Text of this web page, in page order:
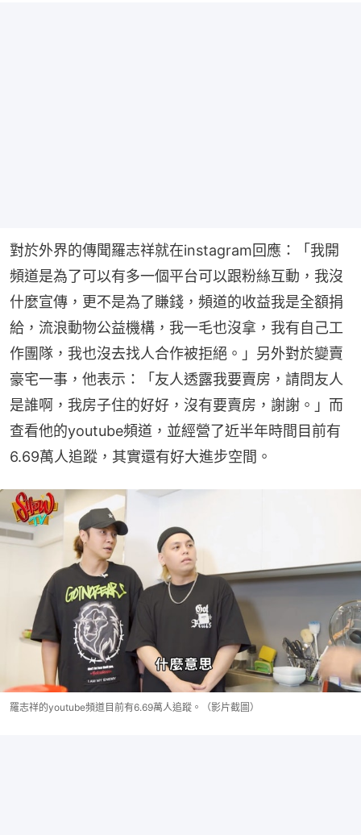
對於外界的傳聞羅志祥就在instagram回應：「我開
頻道是為了可以有多一個平台可以跟粉絲互動，我沒
什麼宣傳，更不是為了賺錢，頻道的收益我是全額捐
給，流浪動物公益機構，我一毛也沒拿，我有自己工
作團隊，我也沒去找人合作被拒絕。」另外對於變賣
豪宅一事，他表示：「友人透露我要賣房，請問友人
是誰啊，我房子住的好好，沒有要賣房，謝謝。」而
查看他的youtube頻道，並經營了近半年時間目前有
6.69萬人追蹤，其實還有好大進步空間。
羅志祥的youtube頻道目前有6.69萬人追蹤。（影片截圖）